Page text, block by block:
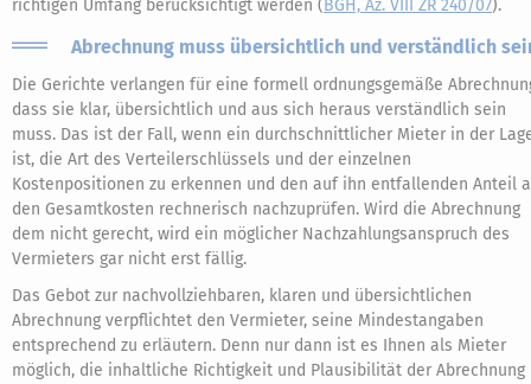
richtigen Umfang berücksichtigt werden (BGH, Az. VIII ZR 240/07).
Abrechnung muss übersichtlich und verständlich
Die Gerichte verlangen für eine formell ordnungsgemäße
dass sie klar, übersichtlich und aus sich heraus verständlich sein
muss. Das ist der Fall, wenn ein durchschnittlicher Mieter in der
ist, die Art des Verteilerschlüssels und der einzelnen
Kostenpositionen zu erkennen und den auf ihn entfallenden Anteil
den Gesamtkosten rechnerisch nachzuprüfen. Wird die Abrechnung
dem nicht gerecht, wird ein möglicher Nachzahlungsanspruch des
Vermieters gar nicht erst fällig.
Das Gebot zur nachvollziehbaren, klaren und übersichtlichen
Abrechnung verpflichtet den Vermieter, seine Mindestangaben
entsprechend zu erläutern. Denn nur dann ist es Ihnen als Mieter
möglich, die inhaltliche Richtigkeit und Plausibilität der Abrechnung